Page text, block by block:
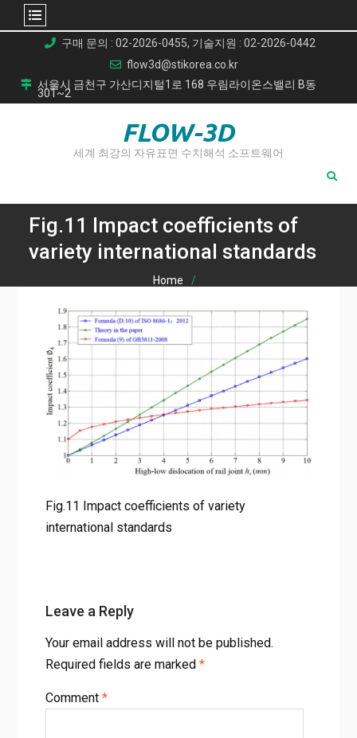
content
구매 문의 : 02-2026-0455, 기술지원 : 02-2026-0442
flow3d@stikorea.co.kr
서울시 금천구 가산디지털1로 168 우림라이온스밸리 B동
301~2
FLOW-3D
세계 최강의 자유표면 수치해석 소프트웨어
Fig.11 Impact coefficients of
variety international standards
Home
미치는 영향 분석
Fig.11 Impact coefficients of variety international standards
Fig.11 Impact coefficients of variety
international standards
Leave a Reply
Your email address will not be published.
Required fields are marked *
Comment *